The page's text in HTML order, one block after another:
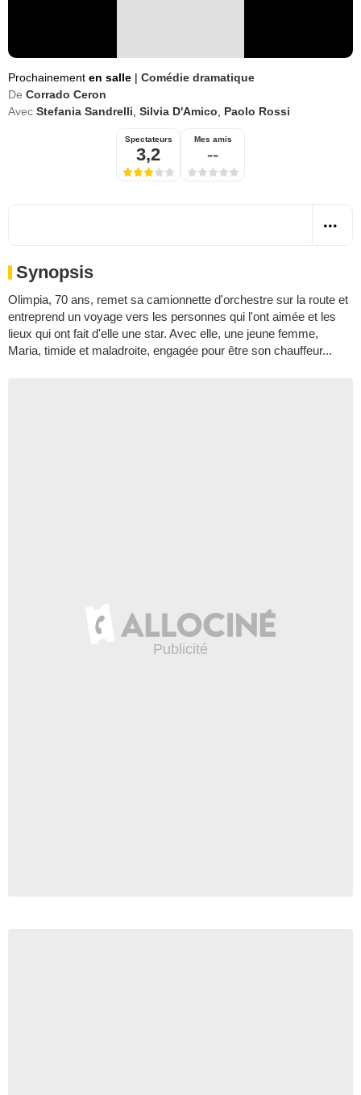
Prochainement en salle | Comédie dramatique
De Corrado Ceron
Avec Stefania Sandrelli Silvia D'Amico Paolo Rossi
Spectateurs
3,2
Mes amis
--
Synopsis
Olimpia, 70 ans, remet sa camionnette d'orchestre sur la route et
entreprend un voyage vers les personnes qui l'ont aimée et les
lieux qui ont fait d'elle une star. Avec elle, une jeune femme,
Maria, timide et maladroite, engagée pour être son chauffeur...